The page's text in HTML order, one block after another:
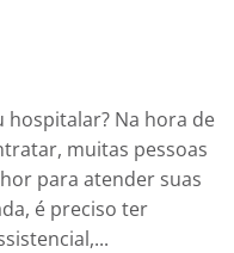
hospitalar? Na hora de
muitas pessoas
para atender suas
é preciso ter